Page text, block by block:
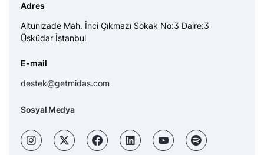
Adres
Altunizade Mah. İnci Çıkmazı Sokak No:3 Daire:3
Üsküdar İstanbul
E-mail
destek@getmidas.com
Sosyal Medya